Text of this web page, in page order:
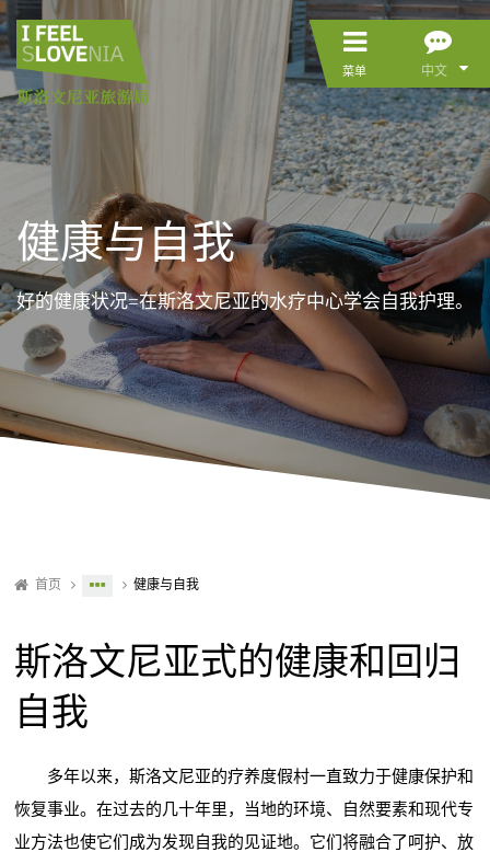
菜单 中文
健康与自我
好的健康状况=在斯洛文尼亚的水疗中心学会自我护理。
首页 健康与自我
斯洛文尼亚式的健康和回归
自我
多年以来，斯洛文尼亚的疗养度假村一直致力于健康保护和
恢复事业。在过去的几十年里，当地的环境、自然要素和现代专
业方法也使它们成为发现自我的见证地。它们将融合了呵护、放